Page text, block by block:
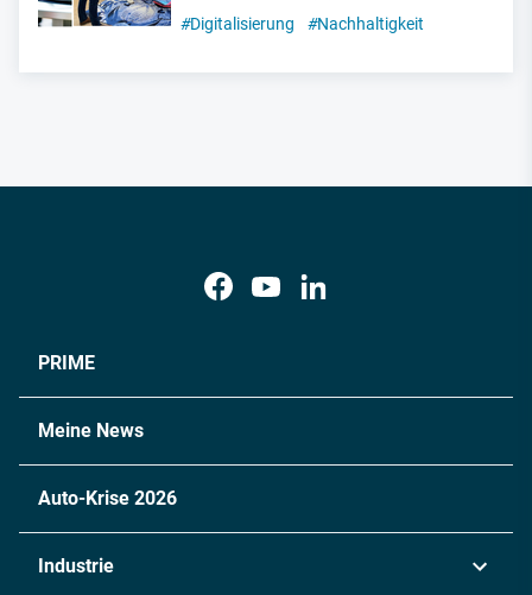
#Digitalisierung #Nachhaltigkeit
PRIME
Meine News
Auto-Krise 2026
Industrie